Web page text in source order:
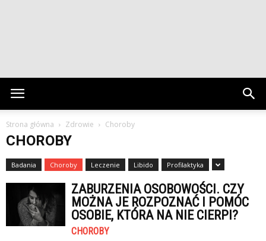
Strona główna Zdrowie Choroby
CHOROBY
Badania Choroby Leczenie Libido Profilaktyka
ZABURZENIA OSOBOWOŚCI. CZY
MOŻNA JE ROZPOZNAĆ I POMÓC
OSOBIE, KTÓRA NA NIE CIERPI?
CHOROBY